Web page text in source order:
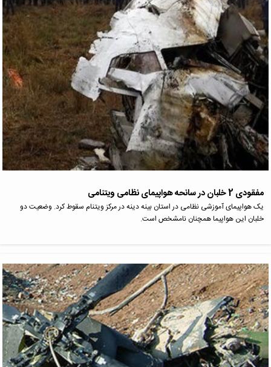
مفقودی 2 خلبان در سانحه هواپیمای نظامی ویتنامی
یک هواپیمای آموزشی نظامی در استان بینه دینه در مرکز ویتنام سقوط کرد. وضعیت دو
خلبان این هواپیما همچنان نامشخص است.